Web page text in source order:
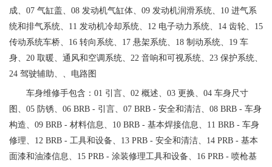
成、07 气缸盖、08 发动机气缸体、09 发动机润滑系统、10 进气系
统和排气系统、11 发动机冷却系统、12 电子动力系统、14 齿轮、15
传动系统车桥、16 转向系统、17 悬架系统、18 制动系统、19 车
身、20 取暖、通风和空调系统、22 音响和可视系统、23 保护系统、
24 驾驶辅助、、电路图
车身维修手包含：01 引言、02 概述、03 更换、04 车身尺寸
图、05 防锈、06 BRB - 引言、07 BRB - 安全和清洁、08 BRB - 车身
构造、09 BRB - 材料信息、10 BRB - 基本焊接信息、11 BRB - 车身
修理、12 BRB - 工具和设备、13 PRB - 安全和清洁、14 PRB - 基本
面漆和油漆信息、15 PRB - 涂装修理工具和设备、16 PRB - 喷枪基